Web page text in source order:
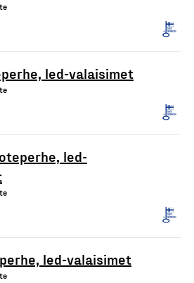
led-valaisimet
led-
led-valaisimet